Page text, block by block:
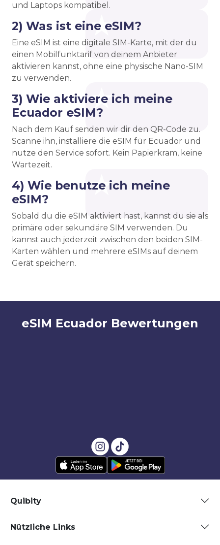
und Laptops kompatibel.
2) Was ist eine eSIM?
Eine eSIM ist eine digitale SIM-Karte, mit der du
einen Mobilfunktarif von deinem Anbieter
aktivieren kannst, ohne eine physische Nano-SIM
zu verwenden.
3) Wie aktiviere ich meine
Ecuador eSIM?
Nach dem Kauf senden wir dir den QR-Code zu.
Scanne ihn, installiere die eSIM für Ecuador und
nutze den Service sofort. Kein Papierkram, keine
Wartezeit.
4) Wie benutze ich meine
eSIM?
Sobald du die eSIM aktiviert hast, kannst du sie als
primäre oder sekundäre SIM verwenden. Du
kannst auch jederzeit zwischen den beiden SIM-
Karten wählen und mehrere eSIMs auf deinem
Gerät speichern.
eSIM Ecuador Bewertungen
Quibity
Nützliche Links